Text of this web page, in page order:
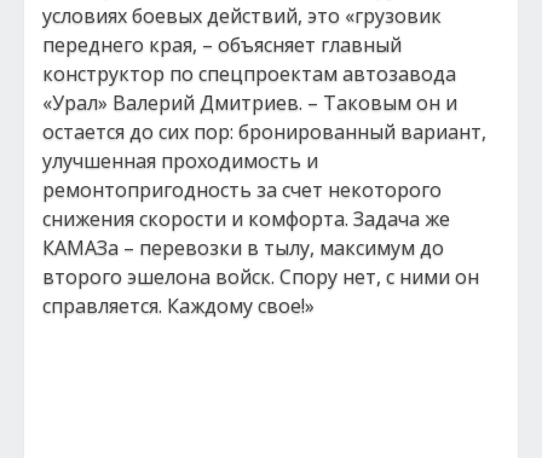
условиях боевых действий, это «грузовик
переднего края, – объясняет главный
конструктор по спецпроектам автозавода
«Урал» Валерий Дмитриев. – Таковым он и
остается до сих пор: бронированный вариант,
улучшенная проходимость и
ремонтопригодность за счет некоторого
снижения скорости и комфорта. Задача же
КАМАЗа – перевозки в тылу, максимум до
второго эшелона войск. Спору нет, с ними он
справляется. Каждому свое!»